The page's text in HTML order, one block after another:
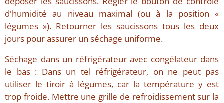
d'humidité au niveau maximal (ou à la position «
légumes »). Retourner les saucissons tous les deux
jours pour assurer un séchage uniforme.
Séchage dans un réfrigérateur avec congélateur dans
le bas : Dans un tel réfrigérateur, on ne peut pas
utiliser le tiroir à légumes, car la température y est
trop froide. Mettre une grille de refroidissement sur la